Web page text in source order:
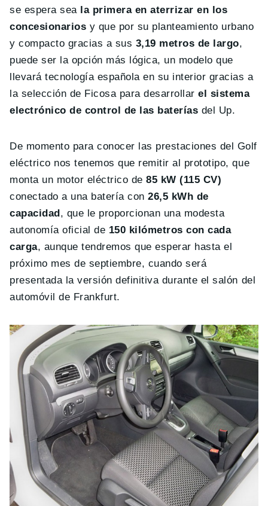
se espera sea la primera en aterrizar en los
concesionarios y que por su planteamiento urbano
y compacto gracias a sus 3,19 metros de largo,
puede ser la opción más lógica, un modelo que
llevará tecnología española en su interior gracias a
la selección de Ficosa para desarrollarel sistema
electrónico de control de las baterías del Up.
De momento para conocer las prestaciones del Golf
eléctrico nos tenemos que remitir al prototipo, que
monta un motor eléctrico de85 kW (115 CV)
conectado a una batería con26,5 kWh de
capacidad , que le proporcionan una modesta
autonomía oficial de 150 kilómetros con cada
carga, aunque tendremos que esperar hasta el
próximo mes de septiembre, cuando será
presentada la versión definitiva durante el salón del
automóvil de Frankfurt.